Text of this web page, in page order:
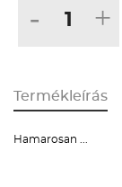
- +
Termékleírás
Hamarosan ...